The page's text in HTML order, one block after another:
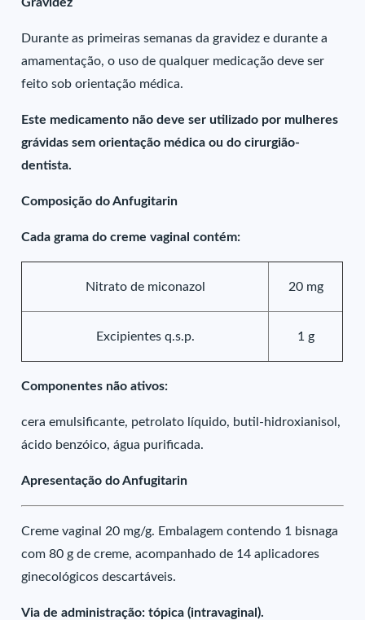
Durante as primeiras semanas da gravidez e durante a
amamentação, o uso de qualquer medicação deve ser
feito sob orientação médica.
Este medicamento não deve ser utilizado por mulheres
grávidas sem orientação médica ou do cirurgião-
dentista.
Composição do Anfugitarin
Cada grama do creme vaginal contém:
Nitrato de miconazol 20 mg
Excipientes q.s.p. 1 g
Componentes não ativos:
cera emulsificante, petrolato líquido, butil-hidroxianisol,
ácido benzóico, água purificada.
Apresentação do Anfugitarin
Creme vaginal 20 mg/g. Embalagem contendo 1 bisnaga
com 80 g de creme, acompanhado de 14 aplicadores
ginecológicos descartáveis.
Via de administração: tópica (intravaginal).